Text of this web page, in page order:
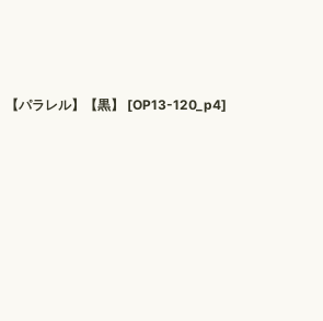
パラレル】【黒】 [OP13-120_p4]